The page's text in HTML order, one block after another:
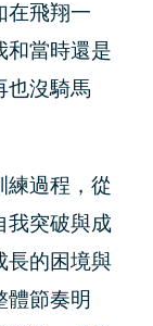
在飛翔一
和當時還是
也沒騎馬
練過程，從
我突破與成
長的困境與
體節奏明